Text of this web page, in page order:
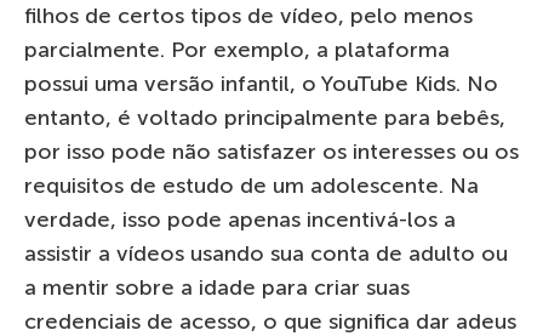
filhos de certos tipos de vídeo, pelo menos
parcialmente. Por exemplo, a plataforma
possui uma versão infantil, o YouTube Kids. No
entanto, é voltado principalmente para bebês,
por isso pode não satisfazer os interesses ou os
requisitos de estudo de um adolescente. Na
verdade, isso pode apenas incentivá-los a
assistir a vídeos usando sua conta de adulto ou
a mentir sobre a idade para criar suas
credenciais de acesso, o que significa dar adeus